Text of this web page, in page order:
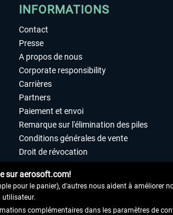
INFORMATIONS
Contact
Presse
A propos de nous
Corporate responsibility
Carrières
Partners
Paiement et envoi
Remarque sur l'élimination des piles
Conditions générales de vente
Droit de révocation
Accessibilité
Mentions légales
sur aerosoft.com!
pour le panier), d'autres nous aident à améliorer
utilisateur.
complémentaires dans les paramètres de